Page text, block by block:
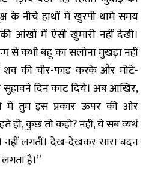
के नीचे हाथों में खुरपी थामे समय
आंखों में ऐसी खुमारी नहीं देखी।
से कभी बहू का सलोना मुखड़ा नहीं
शव की चीर-फाड़ करके और मोटे-
सुहावने दिन काट दिये। अब आखिर,
में तुम इस प्रकार ऊपर की ओर
हो, कुछ तो कहो? नहीं, ये सब व्यर्थ
लगतीं। देख-देखकर सारा बदन
है।”